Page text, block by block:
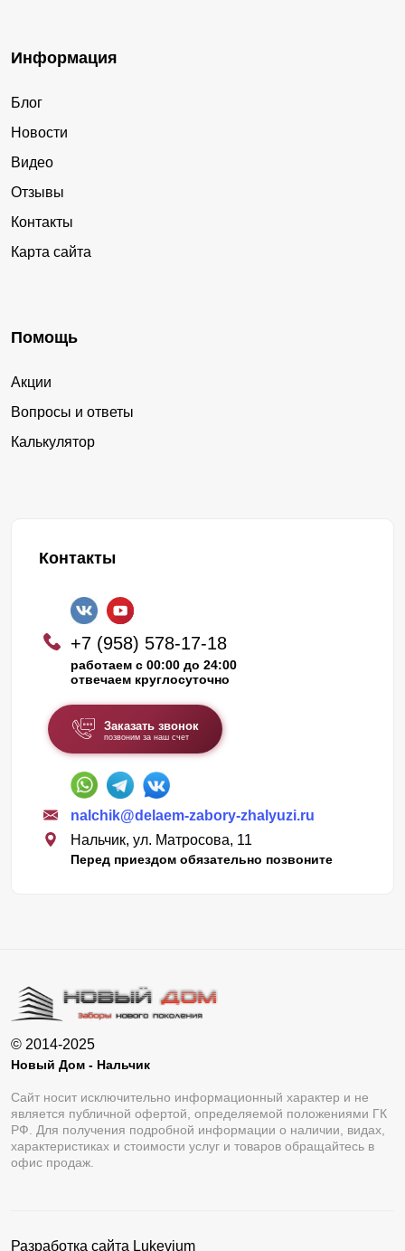
Информация
Блог
Новости
Видео
Отзывы
Контакты
Карта сайта
Помощь
Акции
Вопросы и ответы
Калькулятор
Контакты
+7 (958) 578-17-18
работаем с 00:00 до 24:00
отвечаем круглосуточно
Заказать звонок
позвоним за наш счет
nalchik@delaem-zabory-zhalyuzi.ru
Нальчик, ул. Матросова, 11
Перед приездом обязательно позвоните
© 2014-2025
Новый Дом - Нальчик
Сайт носит исключительно информационный характер и не
является публичной офертой, определяемой положениями ГК
РФ. Для получения подробной информации о наличии, видах,
характеристиках и стоимости услуг и товаров обращайтесь в
офис продаж.
Разработка сайта Lukevium